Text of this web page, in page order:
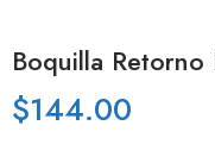
Boquilla Retorno
$144.00